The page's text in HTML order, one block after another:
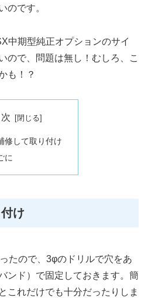
のです。
中期型純正オプションのサイ
ので、問題は無し！むしろ、こ
も！？
次
修して取り付け
に
け
たので、3φのドリルで穴をあ
ンド）で固定しておきます。簡
これだけでも十分だったりしま